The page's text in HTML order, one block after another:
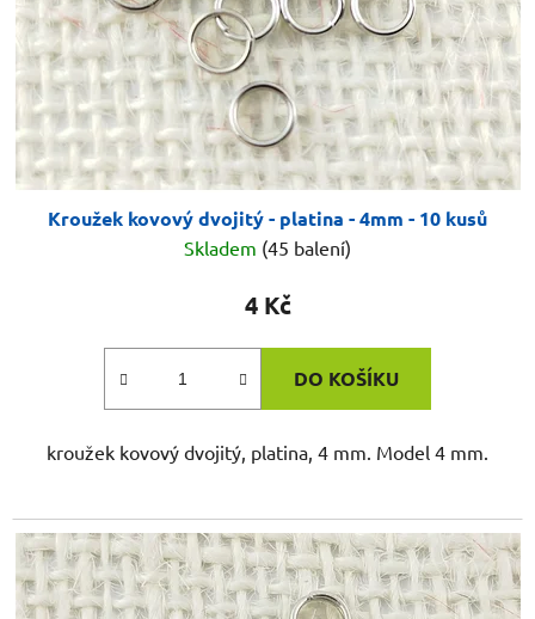
Kroužek kovový dvojitý - platina - 4mm - 10 kusů
Skladem (45 balení)
4 Kč
DO KOŠÍKU
kroužek kovový dvojitý, platina, 4 mm. Model 4 mm.